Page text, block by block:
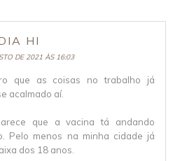
HI
DE 2021 ÀS 16:03
que as coisas no trabalho já
acalmado aí.
que a vacina tá andando
Pelo menos na minha cidade já
dos 18 anos.